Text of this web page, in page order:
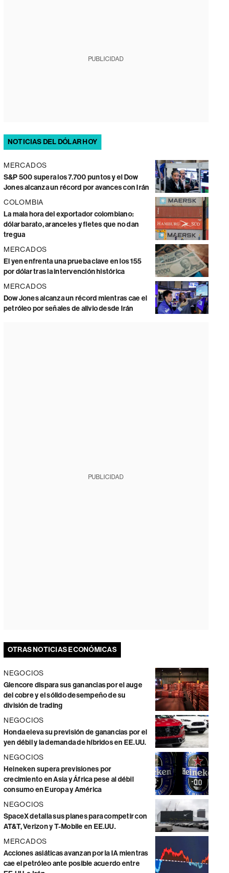
PUBLICIDAD
NOTICIAS DEL DÓLAR HOY
MERCADOS
S&P 500 supera los 7.700 puntos y el Dow
Jones alcanza un récord por avances con Irán
COLOMBIA
La mala hora del exportador colombiano:
dólar barato, aranceles y fletes que no dan
tregua
MERCADOS
El yen enfrenta una prueba clave en los 155
por dólar tras la intervención histórica
MERCADOS
Dow Jones alcanza un récord mientras cae el
petróleo por señales de alivio desde Irán
PUBLICIDAD
OTRAS NOTICIAS ECONÓMICAS
NEGOCIOS
Glencore dispara sus ganancias por el auge
del cobre y el sólido desempeño de su
división de trading
NEGOCIOS
Honda eleva su previsión de ganancias por el
yen débil y la demanda de híbridos en EE.UU.
NEGOCIOS
Heineken supera previsiones por
crecimiento en Asia y África pese al débil
consumo en Europa y América
NEGOCIOS
SpaceX detalla sus planes para competir con
AT&T, Verizon y T-Mobile en EE.UU.
MERCADOS
Acciones asiáticas avanzan por la IA mientras
cae el petróleo ante posible acuerdo entre